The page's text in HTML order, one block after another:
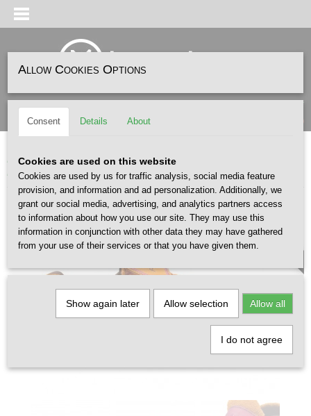
Log in Register SHOPPING CART
(0)
Home>SNEAKERS>PUMA >FENTY X Puma Avanti LS Stitched Pumpkin
Pie Pinktastic
LIMITED
Allow Cookies Options
Consent Details About
Cookies are used on this website
Cookies are used by us for traffic analysis, social media feature
provision, and information and ad personalization. Additionally, we
grant our social media, advertising, and analytics partners access
to information about how you use our site. They may use this
information in conjunction with other data they may have gathered
from your use of their services or that you have given them.
Show again later Allow selection Allow all
I do not agree